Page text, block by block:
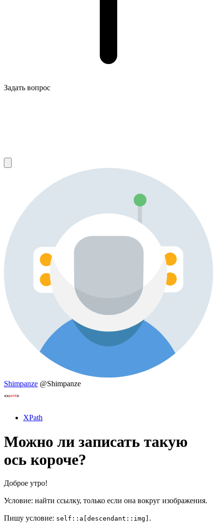
Задать вопрос
Shimpanze @Shimpanze
XPath
Можно ли записать такую
ось короче?
Доброе утро!
Условие: найти ссылку, только если она вокруг изображения.
Пишу условие: self::a[descendant::img] .